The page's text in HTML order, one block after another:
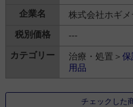
株式会社ホギ
---
治療・処置＞ 保
用品
チェックした